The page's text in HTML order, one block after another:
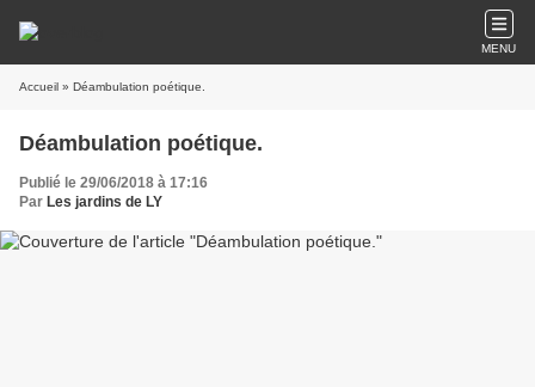
MENU
Accueil » Déambulation poétique.
Déambulation poétique.
Publié le 29/06/2018 à 17:16
Par Les jardins de LY